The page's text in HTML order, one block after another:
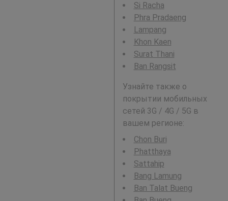
Si Racha
Phra Pradaeng
Lampang
Khon Kaen
Surat Thani
Ban Rangsit
Узнайте также о
покрытии мобильных
сетей 3G / 4G / 5G в
вашем регионе:
Chon Buri
Phatthaya
Sattahip
Bang Lamung
Ban Talat Bueng